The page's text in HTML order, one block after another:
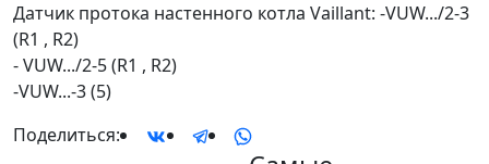
Датчик протока настенного котла Vaillant: -VUW.../2-3
(R1 , R2)
- VUW.../2-5 (R1 , R2)
-VUW...-3 (5)
Поделиться: